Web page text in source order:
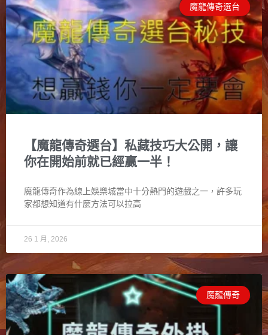
魔龍傳奇選台
【魔龍傳奇選台】私藏技巧大公開，讓
你在開始前就已經贏一半！
魔龍傳奇作為線上娛樂城當中十分熱門的遊戲之一，許多玩
家都想知道有什麼方法可以拉高
26 1 月, 2026
魔龍傳奇